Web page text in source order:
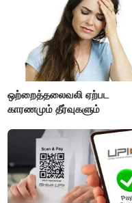
ஒற்றைத்தலைவலி ஏற்பட
காரணமும் தீர்வுகளும்